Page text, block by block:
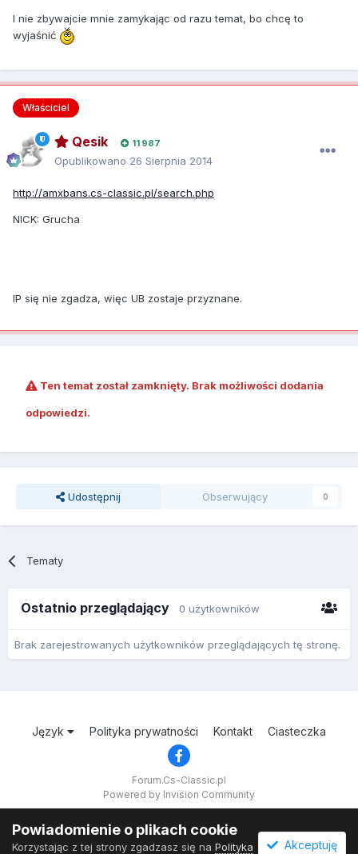
I nie zbywajcie mnie zamykając od razu temat, bo chcę to
wyjaśnić
Właściciel
Qesik 11 987
Opublikowano 26 Sierpnia 2014
http://amxbans.cs-classic.pl/search.php
NICK: Grucha
IP się nie zgadza, więc UB zostaje przyznane.
Ten temat został zamknięty. Brak możliwości dodania
odpowiedzi.
Udostępnij Obserwujący 0
Tematy
Ostatnio przeglądający 0 użytkowników
Brak zarejestrowanych użytkowników przeglądających tę stronę.
Język Polityka prywatności Kontakt Ciasteczka
Forum.Cs-Classic.pl
Powered by Invision Community
Powiadomienie o plikach cookie
Korzystając z tej strony zgadzasz się na Polityka Akceptuję